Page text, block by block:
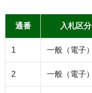
通番 入札区分
1 一般（電子）
2 一般（電子）